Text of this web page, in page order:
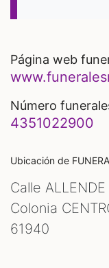
página web
número
4351022900
Ubicación de
Calle
Colonia
61940